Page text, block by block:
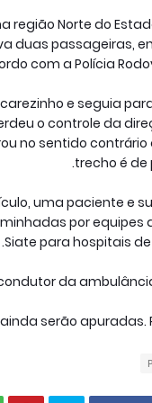
região Norte do
duas passageiras,
com a Polícia
e seguia
o controle da
no sentido contrário
trecho é de
uma paciente e
por equipes
Siate para hospitais de
da
serão apuradas.